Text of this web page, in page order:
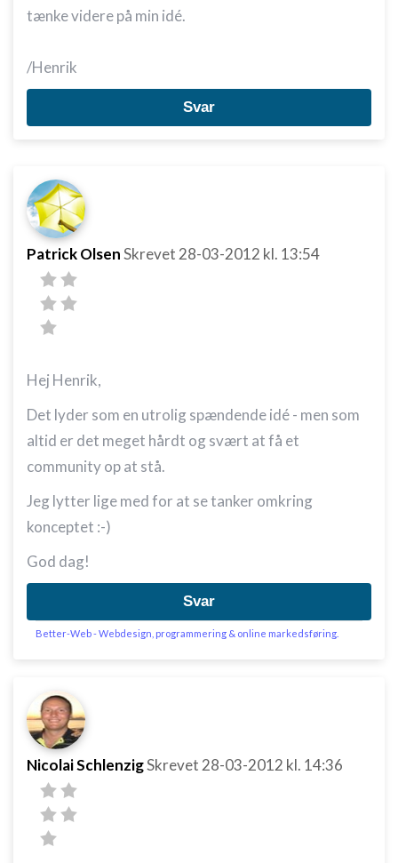
tænke videre på min idé.
/Henrik
Svar
Patrick OlsenSkrevet 28-03-2012 kl. 13:54
Hej Henrik,
Det lyder som en utrolig spændende idé - men som
altid er det meget hårdt og svært at få et
community op at stå.
Jeg lytter lige med for at se tanker omkring
konceptet :-)
God dag!
Svar
Better-Web - Webdesign, programmering & online markedsføring.
Nicolai SchlenzigSkrevet 28-03-2012 kl. 14:36